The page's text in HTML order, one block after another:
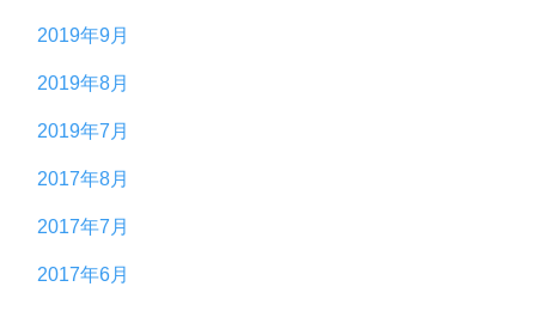
2019年9月
2019年8月
2019年7月
2017年8月
2017年7月
2017年6月